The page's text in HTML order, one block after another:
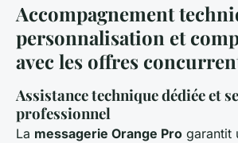
Accompagnement
personnalisation et
avec les offres
Assistance technique dédiée et
professionnel
La messagerie Orange Pro garantit